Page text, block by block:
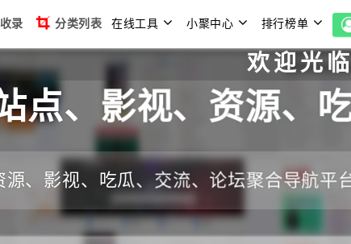
录 分类列表 在线工具 小聚中心 排行榜单
欢迎光临聚收集
点、影视、资源、
、影视、吃瓜、交流、论坛聚合导航平